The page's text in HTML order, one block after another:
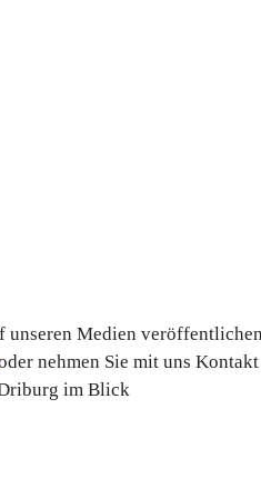
unseren Medien
nehmen Sie mit uns
im Blick